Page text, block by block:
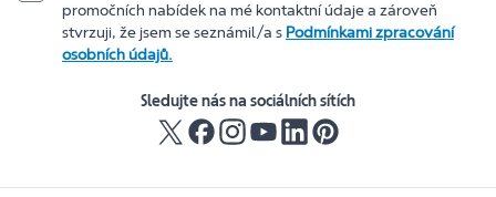
promočních nabídek na mé kontaktní údaje a zároveň
stvrzuji, že jsem se seznámil/a s Podmínkami zpracování
osobních údajů.
Sledujte nás na sociálních sítích